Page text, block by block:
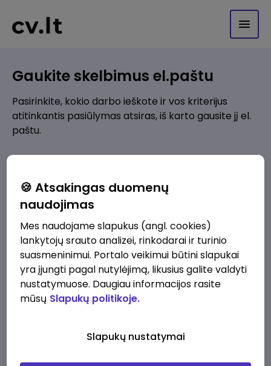
Gaukite skelbimus el.paštu
Pasirinkite, kokio darbo ieškote ir vos kriterijus
atitinkantis pasiūlymas atsiras, iš karto gausite jį el.
paštu.
Pridėti naują
Kokios srities darbo pasiūlymai jus domina?
Pridėti naują
🍪 Atsakingas duomenų
naudojimas
Mes naudojame slapukus (angl. cookies)
lankytojų srauto analizei, rinkodarai ir turinio
suasmeninimui. Portalo veikimui būtini slapukai
yra įjungti pagal nutylėjimą, likusius galite valdyti
nustatymuose. Daugiau informacijos rasite
mūsų Slapukų politikoje.
Slapukų nustatymai